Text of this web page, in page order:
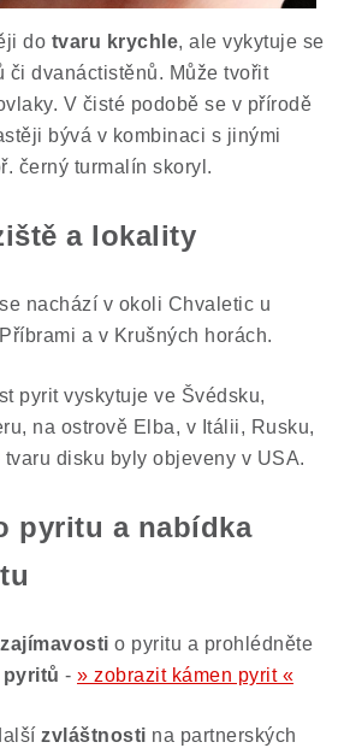
do tvaru krychle, ale vykytuje se
či dvanáctistěnů. Může tvořit
V čisté podobě se v přírodě
bývá v kombinaci s jinými
černý turmalín skoryl.
a lokality
se nachází v okoli Chvaletic u
a v Krušných horách.
pyrit vyskytuje ve Švédsku,
na ostrově Elba, v Itálii, Rusku,
tvaru disku byly objeveny v USA.
pyritu a nabídka
zajímavosti o pyritu a prohlédněte
- » zobrazit kámen pyrit «
zvláštnosti na partnerských